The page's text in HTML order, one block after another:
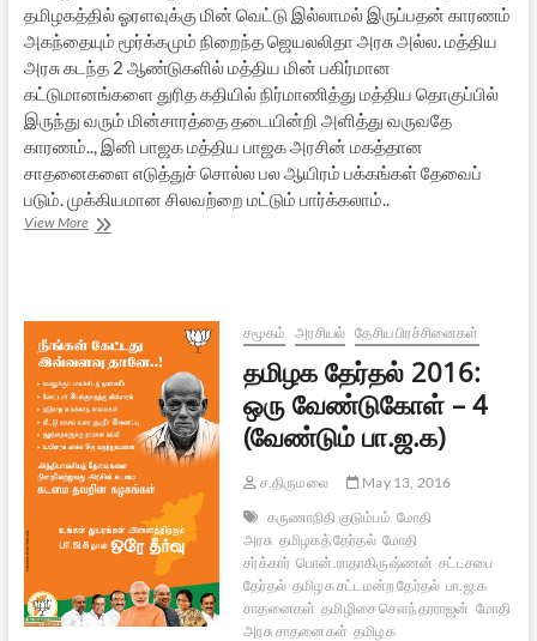
தமிழகத்தில் ஓரளவுக்கு மின் வெட்டு இல்லாமல் இருப்பதன் காரணம்
அகந்தையும் மூர்க்கமும் நிறைந்த ஜெயலலிதா அரசு அல்ல. மத்திய
அரசு கடந்த 2 ஆண்டுகளில் மத்திய மின் பகிர்மான
கட்டுமானங்களை துரித கதியில் நிர்மாணித்து மத்திய தொகுப்பில்
இருந்து வரும் மின்சாரத்தை தடையின்றி அளித்து வருவதே
காரணம்.., இனி பாஜக மத்திய பாஜக அரசின் மகத்தான
சாதனைகளை எடுத்துச் சொல்ல பல ஆயிரம் பக்கங்கள் தேவைப்
படும். முக்கியமான சிலவற்றை மட்டும் பார்க்கலாம்..
View Moreபா.ஜ.கவுக்கு
2016:
பகுதி
5)
சமூகம் அரசியல் தேசிய பிரச்சினைகள்
தமிழக தேர்தல் 2016:
ஒரு வேண்டுகோள் – 4
(வேண்டும் பா.ஜ.க)
ச.திருமலை
May 13, 2016
கருணாநிதி குடும்பம் மோதி
அரசு தமிழகத் தேர்தல் மோதி
சர்க்கார் பொன்.ராதாகிருஷ்ணன் சட்டசபை
தேர்தல் தமிழக சட்டமன்ற தேர்தல் பா.ஜ.க
சாதனைகள் தமிழிசை சௌந்தரராஜன் மோதி
அரசு சாதனைகள் தமிழக